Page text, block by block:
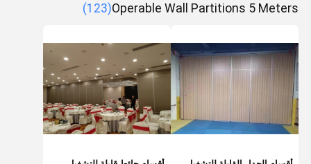
Operable Wall Partitions 5 Meters
(123)